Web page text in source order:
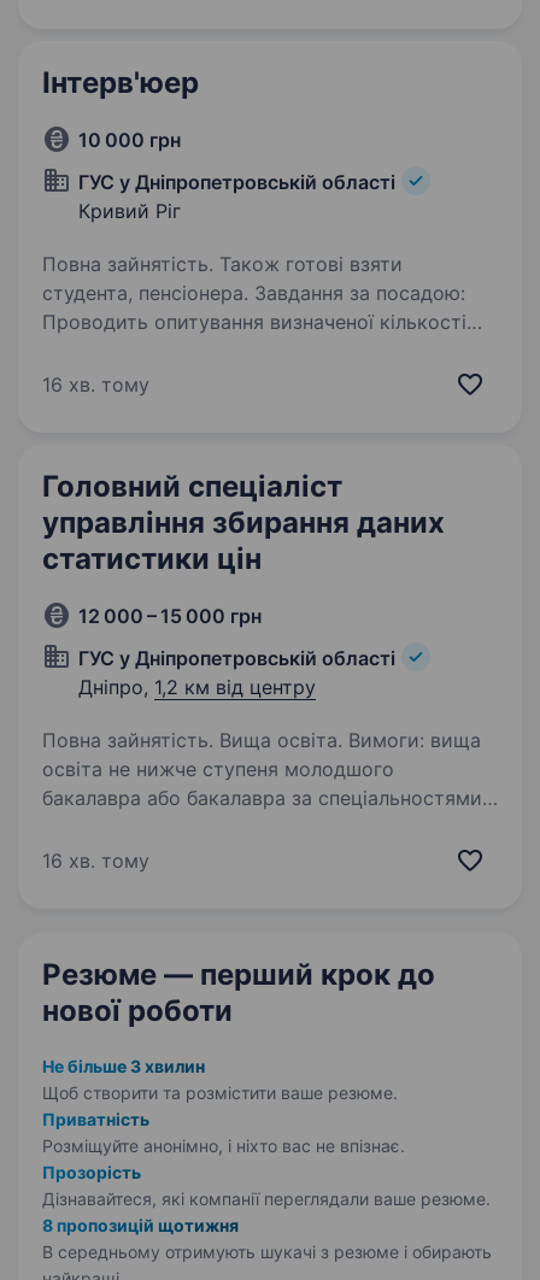
Інтерв'юер
10 000 грн
ГУС у Дніпропетровській області
Кривий Ріг
Повна зайнятість. Також готові взяти
студента, пенсіонера. Завдання за посадою:
Проводить опитування визначеної кількості
положень вибіркових обстежень населення
16 хв. тому
Головний спеціаліст
управління збирання даних
статистики цін
12 000 – 15 000 грн
ГУС у Дніпропетровській області
Дніпро, 1,2 км від центру
Повна зайнятість. Вища освіта. Вимоги: вища
освіта не нижче ступеня молодшого
бакалавра або бакалавра за спеціальностями:
публічне управління та адміністрування,
16 хв. тому
Резюме — перший крок до
нової роботи
Не більше 3 хвилин
Щоб створити та розмістити ваше резюме.
Приватність
Розміщуйте анонімно, і ніхто вас не впізнає.
Прозорість
Дізнавайтеся, які компанії переглядали ваше резюме.
8 пропозицій щотижня
В середньому отримують шукачі з резюме і обирають